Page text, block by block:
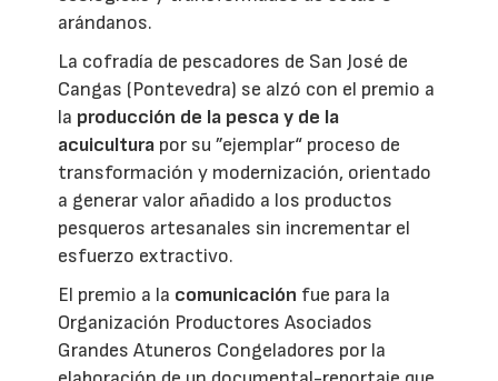
arándanos.
La cofradía de pescadores de San José de
Cangas (Pontevedra) se alzó con el premio a
la producción de la pesca y de la
acuicultura por su ”ejemplar“ proceso de
transformación y modernización, orientado
a generar valor añadido a los productos
pesqueros artesanales sin incrementar el
esfuerzo extractivo.
El premio a la comunicación fue para la
Organización Productores Asociados
Grandes Atuneros Congeladores por la